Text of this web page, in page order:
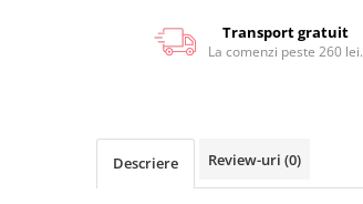
Transport gratuit
La comenzi peste 260 lei.
Descriere Review-uri (0)